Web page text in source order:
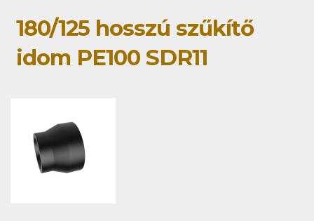
180/125 hosszú szűkítő
idom PE100 SDR11